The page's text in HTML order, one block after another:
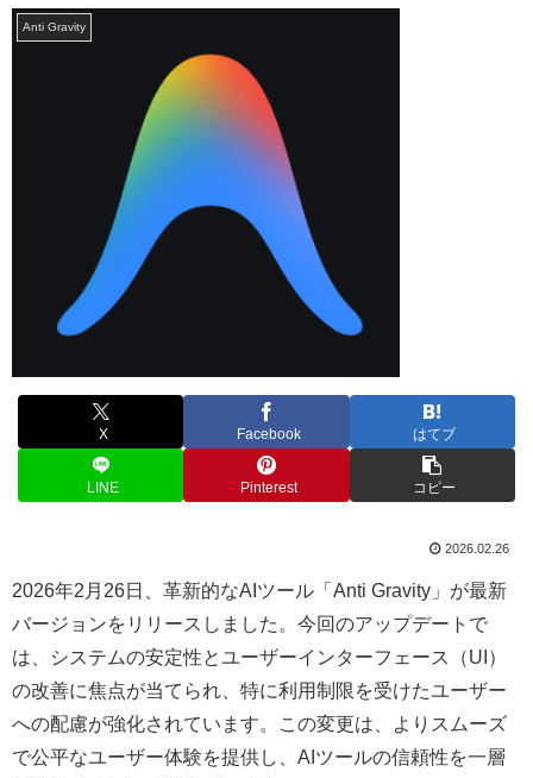
Anti Gravity
X Facebook はてブ
LINE Pinterest コピー
2026.02.26
2026年2月26日、革新的なAIツール「Anti Gravity」が最新
バージョンをリリースしました。今回のアップデートで
は、システムの安定性とユーザーインターフェース（UI）
の改善に焦点が当てられ、特に利用制限を受けたユーザー
への配慮が強化されています。この変更は、よりスムーズ
で公平なユーザー体験を提供し、AIツールの信頼性を一層